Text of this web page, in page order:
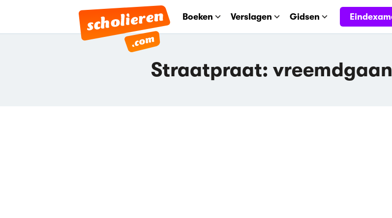
Boeken Verslagen Gidsen
Straatpraat: